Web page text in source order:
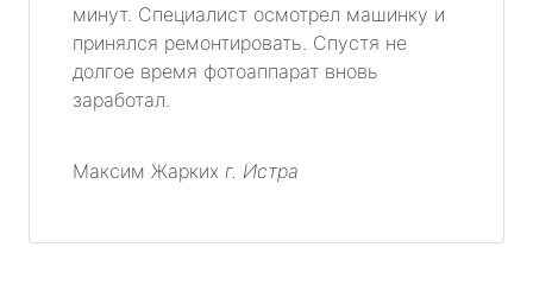
минут. Специалист осмотрел машинку и
принялся ремонтировать. Спустя не
долгое время фотоаппарат вновь
заработал.
Максим Жарких г. Истра